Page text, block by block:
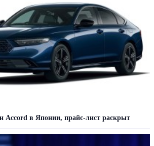
Accord в Японии, прайс-лист раскрыт